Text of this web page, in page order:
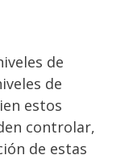
de
de
estos
controlar,
de estas